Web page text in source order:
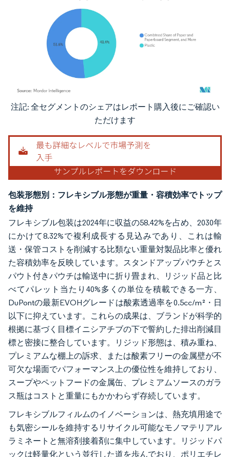
画像 © Mordor Intelligence。再利用にはCC BY 4.0の表示が必要です。
注記: 全セグメントのシェアはレポート購入後にご確認い
ただけます
包装形態別：フレキシブル形態が重量・容積効率でトップ
を維持
フレキシブル包装は2024年に収益の58.42%を占め、2030年
にかけて8.32%で複利成長する見込みであり、これは輸
送・保管コストを削減する比類ない重量対製品比率と優れ
た容積効率を反映しています。スタンドアップパウチとス
パウト付きパウチは輸送中に折り畳まれ、リジッド品と比
べてパレット当たり40%多くの単位を積載できる一方、
DuPontの最新EVOHグレードは酸素透過率を0.5cc/m²・日
以下に抑えています。これらの成果は、ブランドが科学的
根拠に基づく目標イニシアチブの下で誓約した排出削減目
標と密接に整合しています。リジッド形態は、積み重ね、
プレミアムな棚上の訴求、または酸素フリーの金属壁が不
可欠な場面でパフォーマンス上の優位性を維持しており、
スープやペットフードの金属缶、プレミアムソースのガラ
ス瓶はコストと重量にもかかわらず存続しています。
フレキシブルフィルムのイノベーションは、熱充填用途で
も気密シールを維持するリサイクル可能なモノマテリアル
ラミネートと無溶剤接着剤に集中しています。リジッドパ
ックは軽量化という並行した道を歩んでおり、ポリエチレ